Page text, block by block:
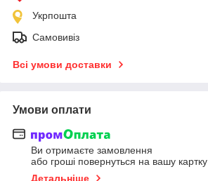
Укрпошта
Самовивіз
Всі умови доставки
Умови оплати
Ви отримаєте замовлення
або гроші повернуться на вашу картку
Детальніше